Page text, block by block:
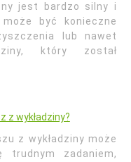
jest bardzo silny i
być konieczne
lub nawet
który został
z wykładziny?
z wykładziny może
trudnym zadaniem,